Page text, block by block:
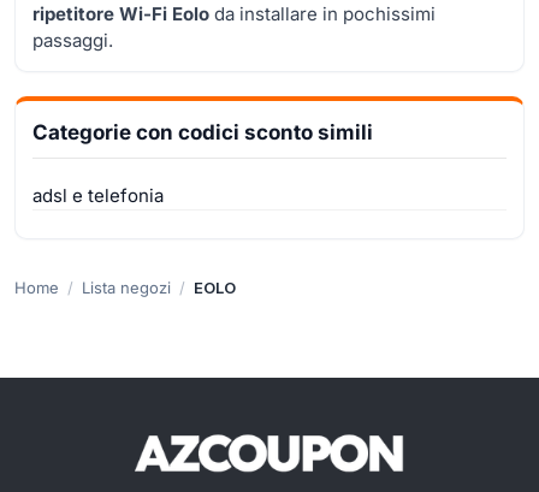
ripetitore Wi-Fi Eolo da installare in pochissimi
passaggi.
Categorie con codici sconto simili
adsl e telefonia
Home Lista negozi EOLO